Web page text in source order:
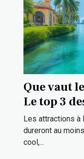
Que vaut
Le top 3
Miami et
Les attractions à
dureront au
cool,...